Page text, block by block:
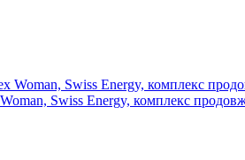
Swiss Energy, комплекс